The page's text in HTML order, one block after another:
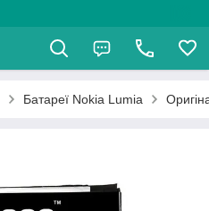
Батареї Nokia Lumia